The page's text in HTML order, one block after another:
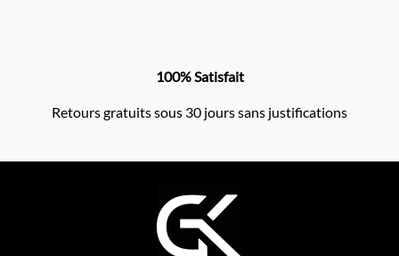
100% Satisfait
Retours gratuits sous 30 jours sans justifications